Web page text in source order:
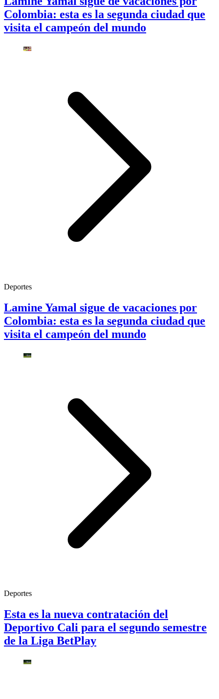
Colombia: esta es la segunda ciudad que
visita el campeón del mundo
Deportes
Lamine Yamal sigue de vacaciones por
Colombia: esta es la segunda ciudad que
visita el campeón del mundo
Deportes
Esta es la nueva contratación del
Deportivo Cali para el segundo semestre
de la Liga BetPlay